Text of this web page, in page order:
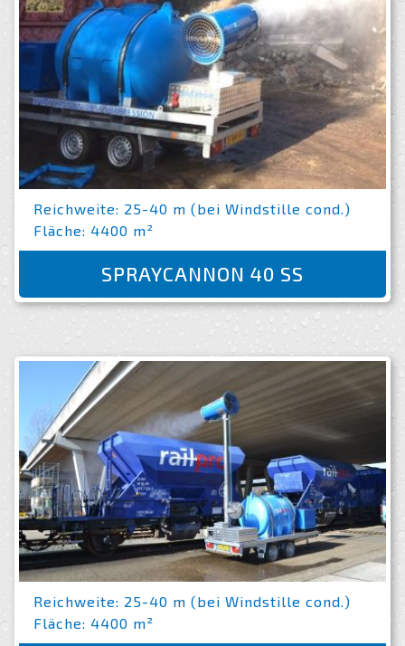
Reichweite: 25-40 m (bei Windstille cond.)
Fläche: 4400 m²
SPRAYCANNON 40 SS
Reichweite: 25-40 m (bei Windstille cond.)
Fläche: 4400 m²